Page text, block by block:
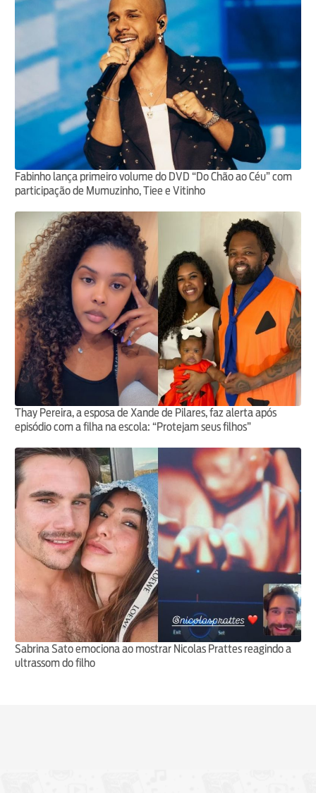
Fabinho lança primeiro volume do DVD “Do Chão ao Céu” com
participação de Mumuzinho, Tiee e Vitinho
Thay Pereira, a esposa de Xande de Pilares, faz alerta após
episódio com a filha na escola: “Protejam seus filhos”
Sabrina Sato emociona ao mostrar Nicolas Prattes reagindo a
ultrassom do filho